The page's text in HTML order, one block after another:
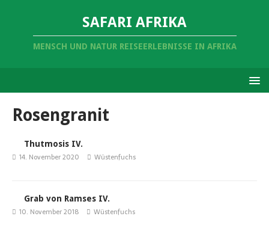
SAFARI AFRIKA
MENSCH UND NATUR REISEERLEBNISSE IN AFRIKA
Rosengranit
Thutmosis IV.
14. November 2020 Wüstenfuchs
Grab von Ramses IV.
10. November 2018 Wüstenfuchs